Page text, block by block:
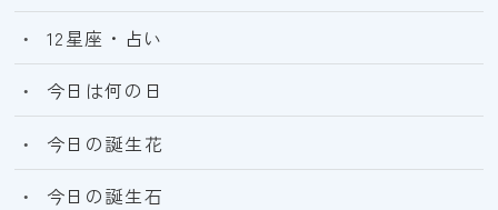
12星座・占い
今日は何の日
今日の誕生花
今日の誕生石